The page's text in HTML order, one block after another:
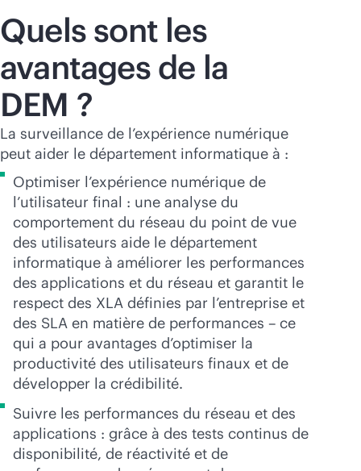
Quels sont les
avantages de la
DEM ?
La surveillance de l’expérience numérique
peut aider le département informatique à :
Optimiser l’expérience numérique de
l’utilisateur final : une analyse du
comportement du réseau du point de vue
des utilisateurs aide le département
informatique à améliorer les performances
des applications et du réseau et garantit le
respect des XLA définies par l’entreprise et
des SLA en matière de performances – ce
qui a pour avantages d’optimiser la
productivité des utilisateurs finaux et de
développer la crédibilité.
Suivre les performances du réseau et des
applications : grâce à des tests continus de
disponibilité, de réactivité et de